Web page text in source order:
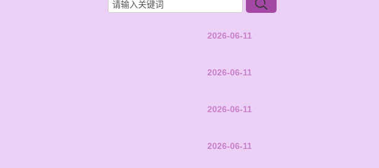
2026-06-11
2026-06-11
2026-06-11
2026-06-11